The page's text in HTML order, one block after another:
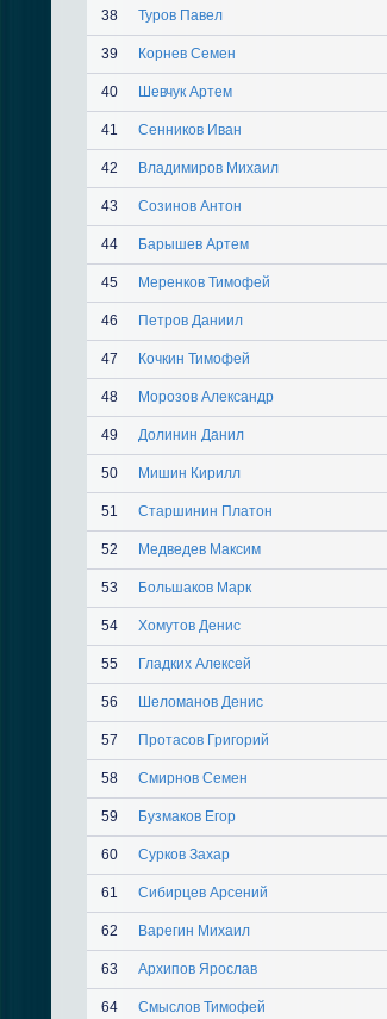
38 Туров Павел
39 Корнев Семен
40 Шевчук Артем
41 Сенников Иван
42 Владимиров Михаил
43 Созинов Антон
44 Барышев Артем
45 Меренков Тимофей
46 Петров Даниил
47 Кочкин Тимофей
48 Морозов Александр
49 Долинин Данил
50 Мишин Кирилл
51 Старшинин Платон
52 Медведев Максим
53 Большаков Марк
54 Хомутов Денис
55 Гладких Алексей
56 Шеломанов Денис
57 Протасов Григорий
58 Смирнов Семен
59 Бузмаков Егор
60 Сурков Захар
61 Сибирцев Арсений
62 Варегин Михаил
63 Архипов Ярослав
64 Смыслов Тимофей